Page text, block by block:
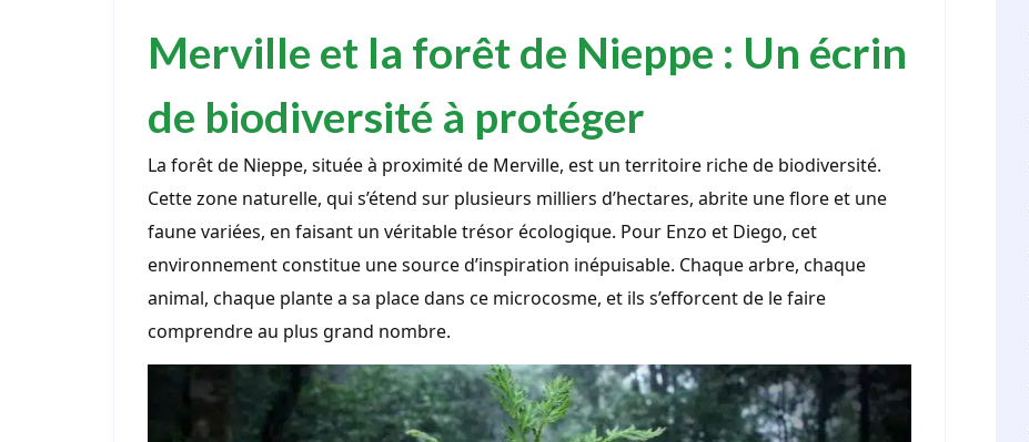
Merville et la forêt de Nieppe : Un écrin
de biodiversité à protéger
La forêt de Nieppe, située à proximité de Merville, est un territoire riche de biodiversité.
Cette zone naturelle, qui s’étend sur plusieurs milliers d’hectares, abrite une flore et une
faune variées, en faisant un véritable trésor écologique. Pour Enzo et Diego, cet
environnement constitue une source d’inspiration inépuisable. Chaque arbre, chaque
animal, chaque plante a sa place dans ce microcosme, et ils s’efforcent de le faire
comprendre au plus grand nombre.